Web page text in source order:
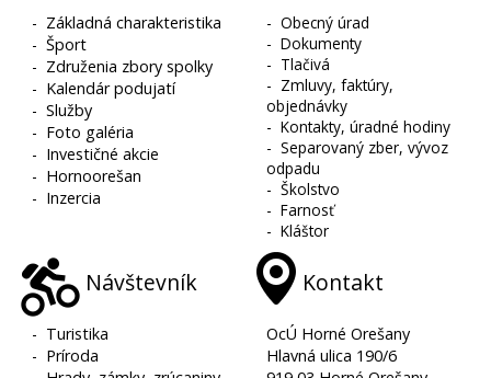
- Základná charakteristika
-Šport
- Združenia zbory spolky
- Kalendár podujatí
-Služby
- Foto galéria
- Investičné akcie
- Hornoorešan
- Inzercia
-Obecný úrad
-Dokumenty
- Tlačivá
- Zmluvy, faktúry,
objednávky
-Kontakty, úradné hodiny
-Separovaný zber, vývoz
odpadu
-Školstvo
-Farnosť
-Kláštor
Návštevník
- Turistika
- Príroda
Kontakt
OcÚ Horné Orešany
Hlavná ulica 190/6